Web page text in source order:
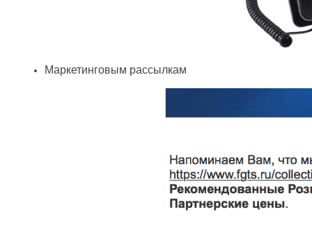
Маркетинговым рассылкам